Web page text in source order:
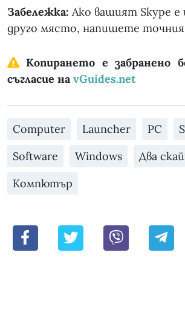
Забележка: Ако вашият Skype е
друго място, напишете точния
Копирането е забранено
съгласие наvGuides.net
Computer Launcher PC
Software
Windows
Два
Компютър